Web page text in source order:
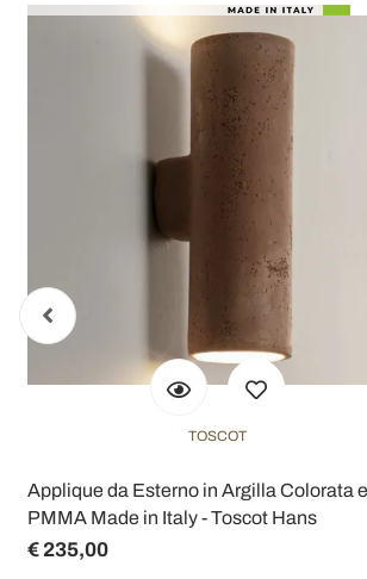
TOSCOT
Applique da Esterno in Argilla Colorata e
PMMA Made in Italy - Toscot Hans
€ 235,00